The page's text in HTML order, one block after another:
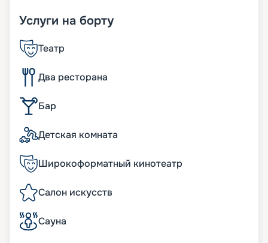
Услуги на борту
Театр
Два ресторана
Бар
Детская комната
Широкоформатный кинотеатр
Салон искусств
Сауна